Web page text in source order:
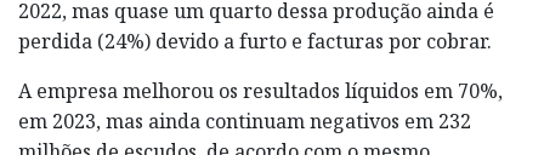
2022, mas quase um quarto dessa produção ainda é
perdida (24%) devido a furto e facturas por cobrar.
A empresa melhorou os resultados líquidos em 70%,
em 2023, mas ainda continuam negativos em 232